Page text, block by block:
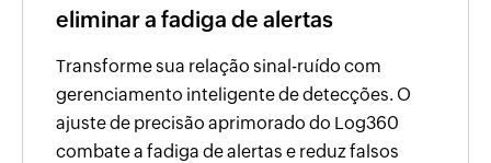
eliminar a fadiga de alertas
Transforme sua relação sinal-ruído com
gerenciamento inteligente de detecções. O
ajuste de precisão aprimorado do Log360
combate a fadiga de alertas e reduz falsos